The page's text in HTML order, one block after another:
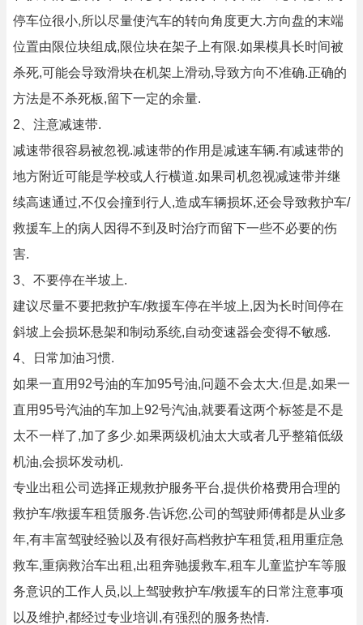
停车位很小,所以尽量使汽车的转向角度更大.方向盘的末端
位置由限位块组成,限位块在架子上有限.如果模具长时间被
杀死,可能会导致滑块在机架上滑动,导致方向不准确.正确的
方法是不杀死板,留下一定的余量.
2、注意减速带.
减速带很容易被忽视.减速带的作用是减速车辆.有减速带的
地方附近可能是学校或人行横道.如果司机忽视减速带并继
续高速通过,不仅会撞到行人,造成车辆损坏,还会导致救护车/
救援车上的病人因得不到及时治疗而留下一些不必要的伤
害.
3、不要停在半坡上.
建议尽量不要把救护车/救援车停在半坡上,因为长时间停在
斜坡上会损坏悬架和制动系统,自动变速器会变得不敏感.
4、日常加油习惯.
如果一直用92号油的车加95号油,问题不会太大.但是,如果一
直用95号汽油的车加上92号汽油,就要看这两个标签是不是
太不一样了,加了多少.如果两级机油太大或者几乎整箱低级
机油,会损坏发动机.
专业出租公司选择正规救护服务平台,提供价格费用合理的
救护车/救援车租赁服务.告诉您,公司的驾驶师傅都是从业多
年,有丰富驾驶经验以及有很好高档救护车租赁,租用重症急
救车,重病救治车出租,出租奔驰援救车,租车儿童监护车等服
务意识的工作人员,以上驾驶救护车/救援车的日常注意事项
以及维护,都经过专业培训,有强烈的服务热情.